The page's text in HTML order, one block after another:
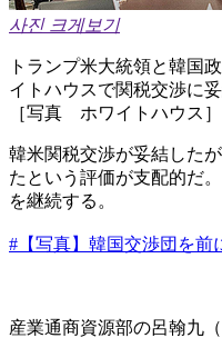
사진 크게보기
トランプ米大統領と韓国
イトハウスで関税交渉に
［写真 ホワイトハウス］
韓米関税交渉が妥結した
たという評価が支配的だ
を継続する。
#【写真】韓国交渉団を前
産業通商資源部の呂翰九